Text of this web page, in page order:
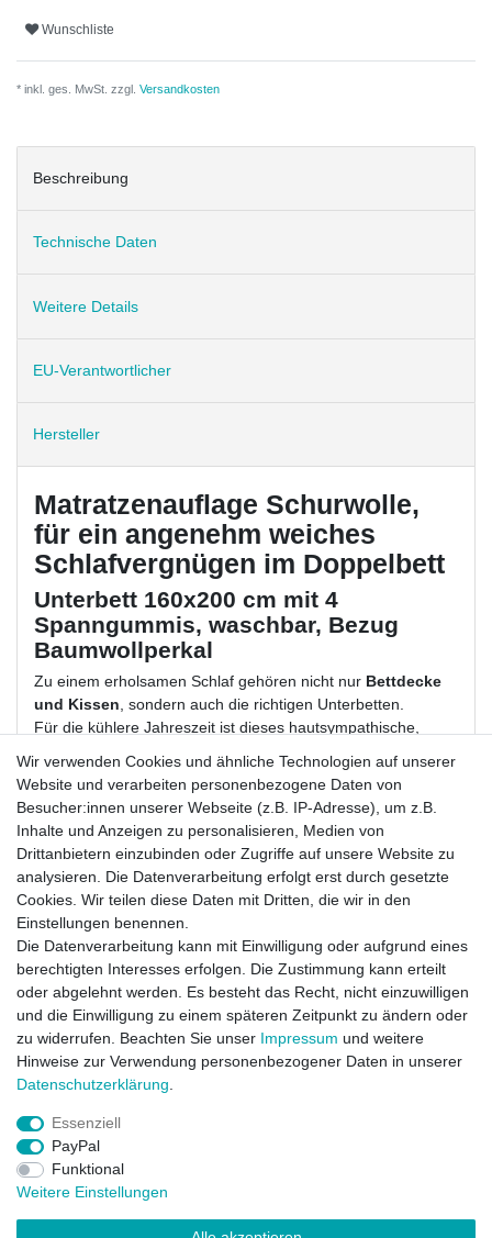
Wunschliste
* inkl. ges. MwSt. zzgl. Versandkosten
Beschreibung
Technische Daten
Weitere Details
EU-Verantwortlicher
Hersteller
Matratzenauflage Schurwolle,
für ein angenehm weiches
Schlafvergnügen im Doppelbett
Unterbett 160x200 cm mit 4
Spanngummis, waschbar, Bezug
Baumwollperkal
Zu einem erholsamen Schlaf gehören nicht nur Bettdecke
und Kissen, sondern auch die richtigen Unterbetten.
Für die kühlere Jahreszeit ist dieses hautsympathische,
Schurwolle
, die sich für den Einsatz als
bestens eignet, gerade aufgrund ihrer hohen
Feuchtigkeitsaufnahme und wärmenden Eigenschaften.
bietet diese Auflage idealen Halt
auf der Matratze.
Alle Unterbetten und Bettwaren in unserem Sortiment sind
natürlich "Made in Germany".
Hochwertige Atelierfertigung
Maße:160 x 200 cm
Material:Bezug 100 %Baumwollperkal
Füllung:100 %Schurwolle
Gewicht:ca. 650 Gramm /m²
Wir verwenden Cookies und ähnliche Technologien auf unserer
Website und verarbeiten personenbezogene Daten von
Besucher:innen unserer Webseite (z.B. IP-Adresse), um z.B.
Inhalte und Anzeigen zu personalisieren, Medien von
Drittanbietern einzubinden oder Zugriffe auf unsere Website zu
analysieren. Die Datenverarbeitung erfolgt erst durch gesetzte
Cookies. Wir teilen diese Daten mit Dritten, die wir in den
Einstellungen benennen.
Die Datenverarbeitung kann mit Einwilligung oder aufgrund eines
berechtigten Interesses erfolgen. Die Zustimmung kann erteilt
oder abgelehnt werden. Es besteht das Recht, nicht einzuwilligen
und die Einwilligung zu einem späteren Zeitpunkt zu ändern oder
zu widerrufen. Beachten Sie unser Impressum und weitere
Hinweise zur Verwendung personenbezogener Daten in unserer
Daten­schutz­erklärung
Essenziell
PayPal
Funktional
Weitere Einstellungen